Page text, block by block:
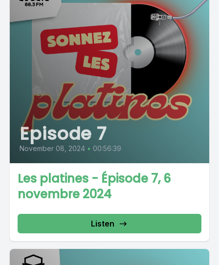
Episode 7
November 08, 2024 • 00:56:39
Les platines - Épisode 7, 6
novembre 2024
Listen